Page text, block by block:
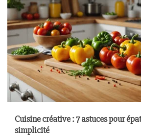
Cuisine créative : 7 astuces pour
simplicité